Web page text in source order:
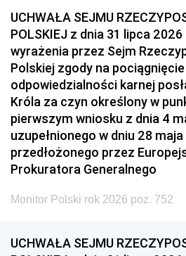
UCHWAŁA SEJMU
POLSKIEJ z dnia 31 lipca
wyrażenia przez Sejm
Polskiej zgody na
odpowiedzialności karnej
Króla za czyn określony w
pierwszym wniosku z dnia 4
uzupełnionego w dniu 28 maja
przedłożonego przez
Prokuratora Generalnego
Monitor Polski rok 2026 poz. 752
UCHWAŁA SEJMU